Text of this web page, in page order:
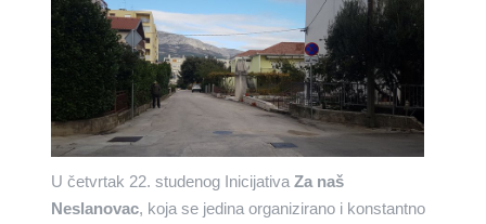
U četvrtak 22. studenog Inicijativa Za naš
Neslanovac, koja se jedina organizirano i konstantno